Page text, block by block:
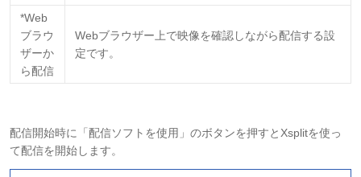
*Web
ブラウ
ザーか
ら配信
Webブラウザー上で映像を確認しながら配信する設
定です。
配信開始時に「配信ソフトを使用」のボタンを押すとXsplitを使っ
て配信を開始します。